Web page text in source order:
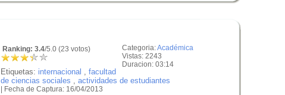
Categoria:Académica
Vistas: 2243
Duracion: 03:14
Ranking: 3.4/5.0 (23 votos)
Etiquetas: internacional
facultad
de ciencias sociales
actividades de estudiantes
| Fecha de Captura: 16/04/2013